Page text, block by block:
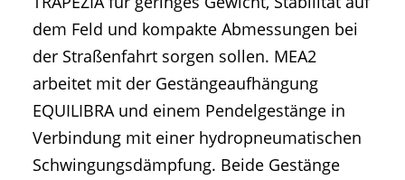
dem Feld und kompakte Abmessungen bei
der Straßenfahrt sorgen sollen. MEA2
arbeitet mit der Gestängeaufhängung
EQUILIBRA und einem Pendelgestänge in
Verbindung mit einer hydropneumatischen
Schwingungsdämpfung. Beide Gestänge